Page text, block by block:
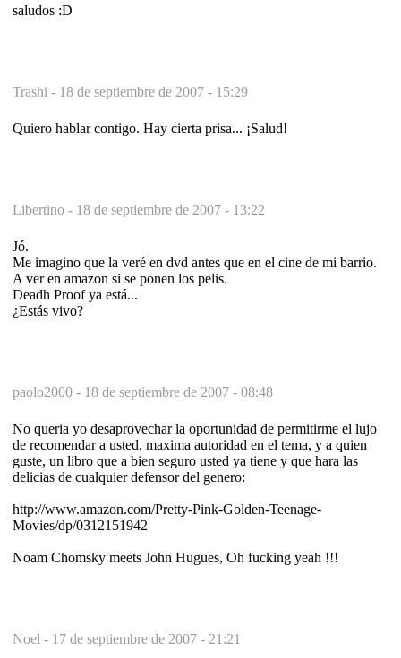
saludos :D
Trashi - 18 de septiembre de 2007 - 15:29
Quiero hablar contigo. Hay cierta prisa... ¡Salud!
Libertino - 18 de septiembre de 2007 - 13:22
Jó.
Me imagino que la veré en dvd antes que en el cine de mi barrio.
A ver en amazon si se ponen los pelis.
Deadh Proof ya está...
¿Estás vivo?
paolo2000 - 18 de septiembre de 2007 - 08:48
No queria yo desaprovechar la oportunidad de permitirme el lujo
de recomendar a usted, maxima autoridad en el tema, y a quien
guste, un libro que a bien seguro usted ya tiene y que hara las
delicias de cualquier defensor del genero:
http://www.amazon.com/Pretty-Pink-Golden-Teenage-
Movies/dp/0312151942
Noam Chomsky meets John Hugues, Oh fucking yeah !!!
Noel - 17 de septiembre de 2007 - 21:21